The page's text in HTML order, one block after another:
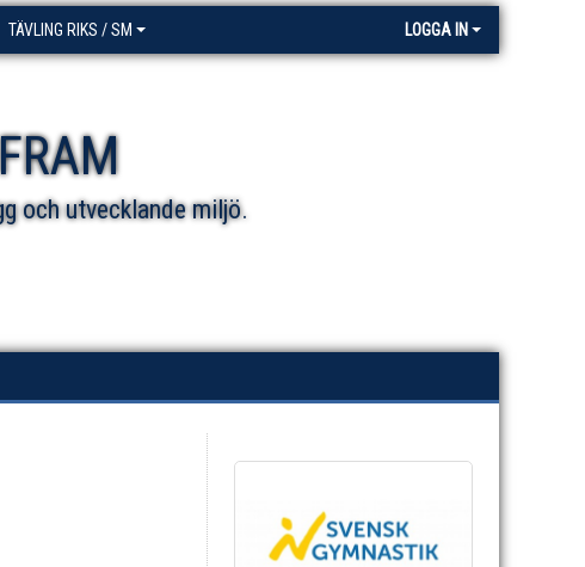
TÄVLING RIKS / SM LOGGA IN
och utvecklande miljö.